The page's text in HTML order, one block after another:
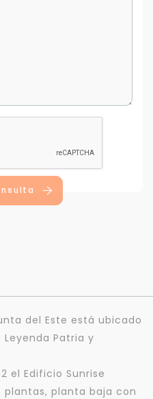
del Este está ubicado
Patria y
el Edificio Sunrise
plantas, planta baja con